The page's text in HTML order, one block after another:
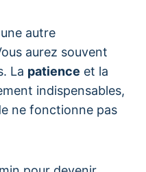
autre
aurez souvent
La patience et la
indispensables,
ne fonctionne pas